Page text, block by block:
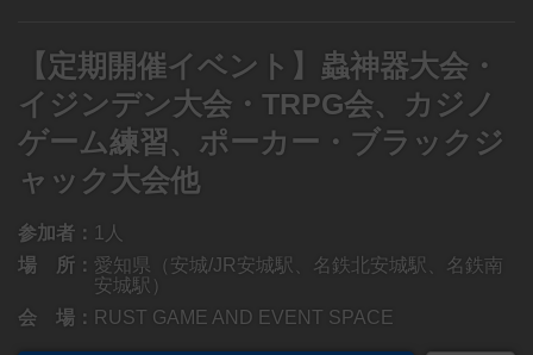
【定期開催イベント】蟲神器大会・
イジンデン大会・TRPG会、カジノ
ゲーム練習、ポーカー・ブラックジ
ャック大会他
参加者： 1人
場 所： 愛知県（安城/JR安城駅、名鉄北安城駅、名鉄南
安城駅）
会 場： RUST GAME AND EVENT SPACE